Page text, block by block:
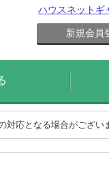
ハウスネットギ
新規会員
応となる場合がござい